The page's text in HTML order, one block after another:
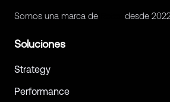
Somos una marca de desde
Soluciones
Strategy
Performance